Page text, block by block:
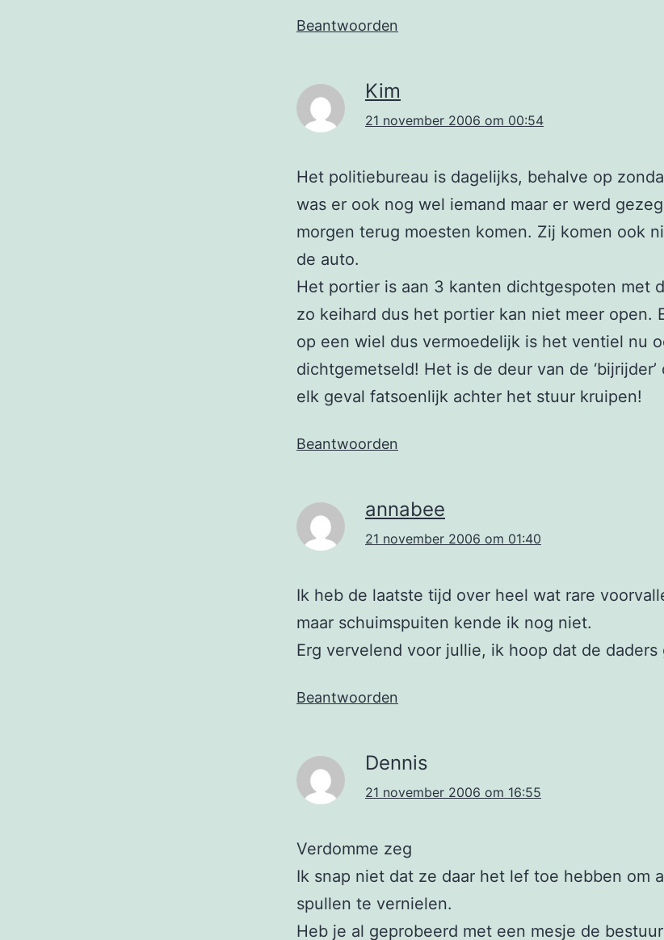
Beantwoorden
Kim
21 november 2006 om 00:54
Het politiebureau is dagelijks, behalve op
was er ook nog wel iemand maar er werd
morgen terug moesten komen. Zij komen ook
de auto.
Het portier is aan 3 kanten dichtgespoten met
zo keihard dus het portier kan niet meer open.
op een wiel dus vermoedelijk is het ventiel nu
dichtgemetseld! Het is de deur van de
elk geval fatsoenlijk achter het stuur kruipen!
Beantwoorden
annabee
21 november 2006 om 01:40
Ik heb de laatste tijd over heel wat rare
maar schuimspuiten kende ik nog niet.
Erg vervelend voor jullie, ik hoop dat de daders
Beantwoorden
Dennis
21 november 2006 om 16:55
Verdomme zeg
Ik snap niet dat ze daar het lef toe hebben om
spullen te vernielen.
Heb je al geprobeerd met een mesje de